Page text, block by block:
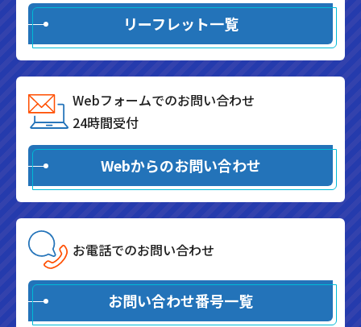
リーフレット一覧
Webフォームでのお問い合わせ
24時間受付
Webからのお問い合わせ
お電話でのお問い合わせ
お問い合わせ番号一覧